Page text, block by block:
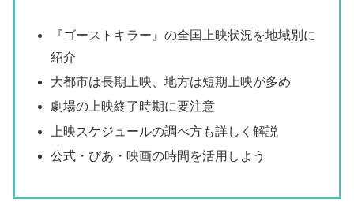
『ゴーストキラー』の全国上映状況を地域別に
紹介
大都市は長期上映、地方は短期上映が多め
劇場の上映終了時期に要注意
上映スケジュールの調べ方も詳しく解説
公式・ぴあ・映画の時間を活用しよう